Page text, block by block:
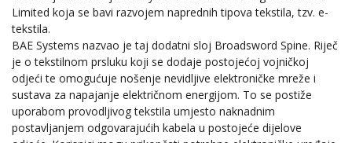
Limited koja se bavi razvojem naprednih tipova tekstila, tzv. e-
tekstila.
BAE Systems nazvao je taj dodatni sloj Broadsword Spine. Riječ
je o tekstilnom prsluku koji se dodaje postojećoj vojničkoj
odjeći te omogućuje nošenje nevidljive elektroničke mreže i
sustava za napajanje električnom energijom. To se postiže
uporabom provodljivog tekstila umjesto naknadnim
postavljanjem odgovarajućih kabela u postojeće dijelove